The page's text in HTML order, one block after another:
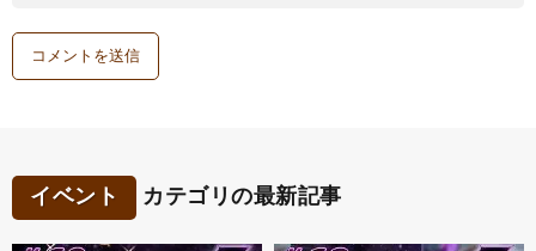
イベント カテゴリの最新記事